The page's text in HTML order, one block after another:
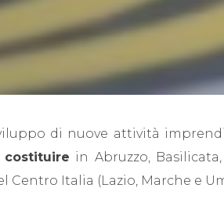
di nuove attività
in Abruzzo,
Centro Italia (Lazio, Marche e